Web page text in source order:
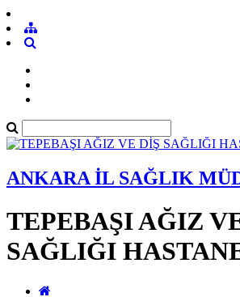
ANKARA İL SAĞLIK
TEPEBAŞI AĞIZ
SAĞLIĞI